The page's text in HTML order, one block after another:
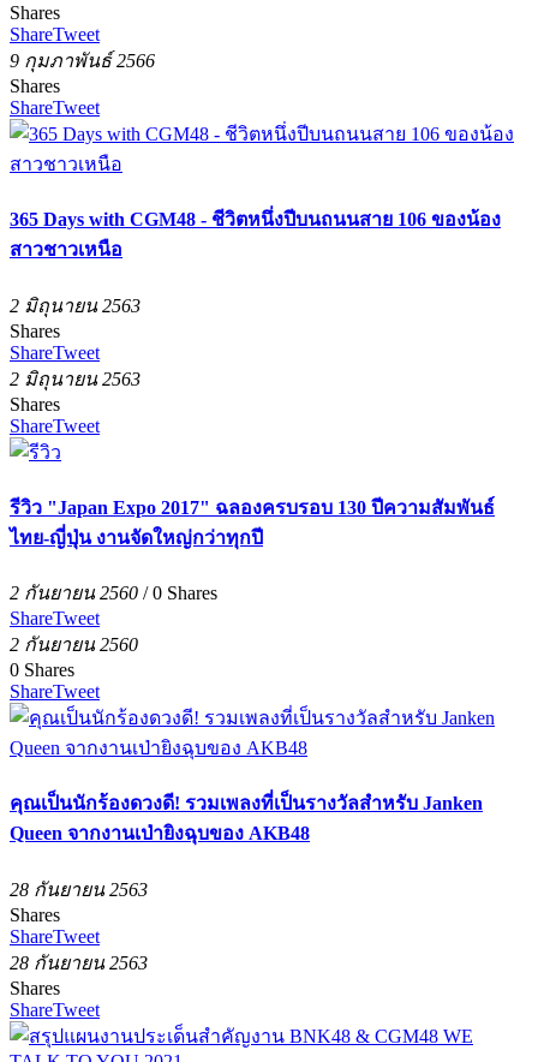
Shares
ShareTweet
9 กุมภาพันธ์ 2566
Shares
ShareTweet
365 Days with CGM48 - ชีวิตหนึ่งปีบนถนนสาย 106 ของน้อง
สาวชาวเหนือ
2 มิถุนายน 2563
Shares
ShareTweet
2 มิถุนายน 2563
Shares
ShareTweet
รีวิว "Japan Expo 2017" ฉลองครบรอบ 130 ปีความสัมพันธ์
ไทย-ญี่ปุ่น งานจัดใหญ่กว่าทุกปี
2 กันยายน 2560 /0 Shares
ShareTweet
2 กันยายน 2560
0 Shares
ShareTweet
คุณเป็นนักร้องดวงดี! รวมเพลงที่เป็นรางวัลสำหรับ Janken
Queen จากงานเป่ายิงฉุบของ AKB48
28 กันยายน 2563
Shares
ShareTweet
28 กันยายน 2563
Shares
ShareTweet